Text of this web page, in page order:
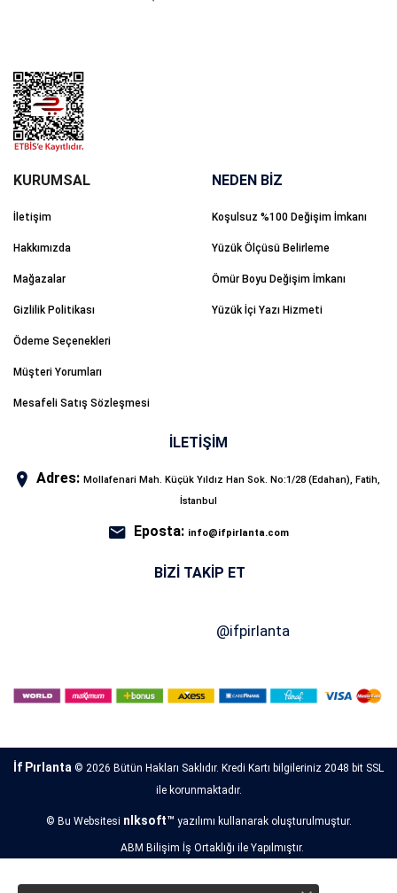
İletişim
Hakkımızda
Mağazalar
Gizlilik Politikası
Ödeme Seçenekleri
Müşteri Yorumları
Mesafeli Satış Sözleşmesi
NEDEN BİZ
Koşulsuz %100 Değişim İmkanı
Yüzük Ölçüsü Belirleme
Ömür Boyu Değişim İmkanı
Yüzük İçi Yazı Hizmeti
İLETİŞİM
Adres: Mollafenari Mah. Küçük Yıldız Han Sok. No:1/28 (Edahan), Fatih,
İstanbul
Eposta: info@ifpirlanta.com
BIZI TAKIP ET
ABM Bilişim İş Ortaklığı ile Yapılmıştır.
İf Pırlanta © 2026 Bütün Hakları Saklıdır. Kredi Kartı bilgileriniz 2048 bit SSL
ile korunmaktadır.
© Bu Websitesi nlksoft™ yazılımı kullanarak oluşturulmuştur.